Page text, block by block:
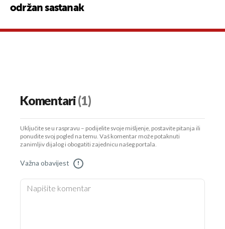
održan sastanak
Komentari(1)
Uključite se u raspravu – podijelite svoje mišljenje, postavite pitanja ili
ponudite svoj pogled na temu. Vaš komentar može potaknuti
zanimljiv dijalog i obogatiti zajednicu našeg portala.
Važna obavijest !